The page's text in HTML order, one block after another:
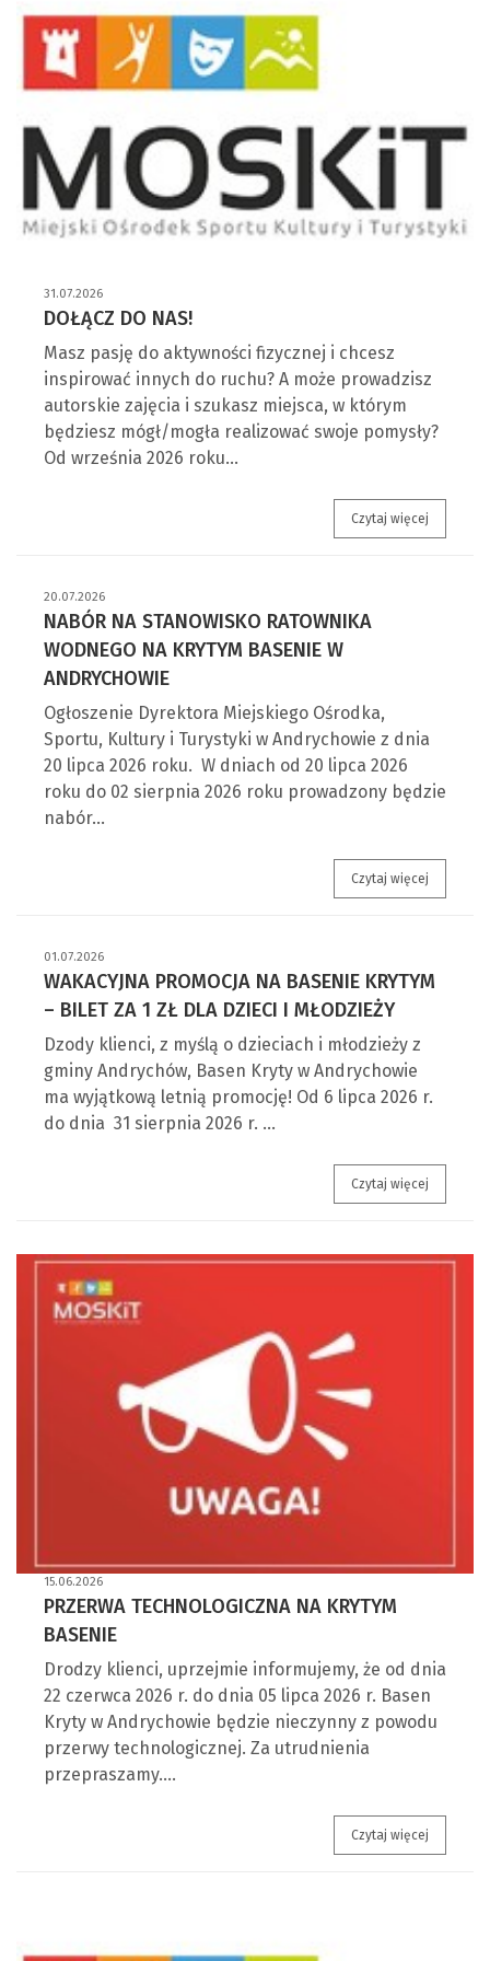
31.07.2026
DOŁĄCZ DO NAS!
Masz pasję do aktywności fizycznej i chcesz
inspirować innych do ruchu? A może prowadzisz
autorskie zajęcia i szukasz miejsca, w którym
będziesz mógł/mogła realizować swoje pomysły?
Od września 2026 roku…
Czytaj więcej
20.07.2026
NABÓR NA STANOWISKO RATOWNIKA
WODNEGO NA KRYTYM BASENIE W
ANDRYCHOWIE
Ogłoszenie Dyrektora Miejskiego Ośrodka,
Sportu, Kultury i Turystyki w Andrychowie z dnia
20 lipca 2026 roku. W dniach od 20 lipca 2026
roku do 02 sierpnia 2026 roku prowadzony będzie
nabór…
Czytaj więcej
01.07.2026
WAKACYJNA PROMOCJA NA BASENIE KRYTYM
– BILET ZA 1 ZŁ DLA DZIECI I MŁODZIEŻY
Dzody klienci, z myślą o dzieciach i młodzieży z
gminy Andrychów, Basen Kryty w Andrychowie
ma wyjątkową letnią promocję! Od 6 lipca 2026 r.
do dnia 31 sierpnia 2026 r. …
Czytaj więcej
15.06.2026
PRZERWA TECHNOLOGICZNA NA KRYTYM
BASENIE
Drodzy klienci, uprzejmie informujemy, że od dnia
22 czerwca 2026 r. do dnia 05 lipca 2026 r. Basen
Kryty w Andrychowie będzie nieczynny z powodu
przerwy technologicznej. Za utrudnienia
przepraszamy.…
Czytaj więcej